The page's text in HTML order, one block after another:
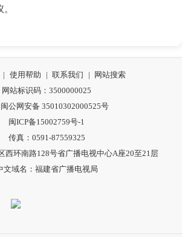
| 使用帮助 | 联系我们 |
网站搜索
网站标识码：3500000025
闽公网安备 35010302000525号
闽ICP备15002759号-1
传真：0591-87559325
西环南路128号省广播电视中心A座20至21层
文域名：福建省广播电视局